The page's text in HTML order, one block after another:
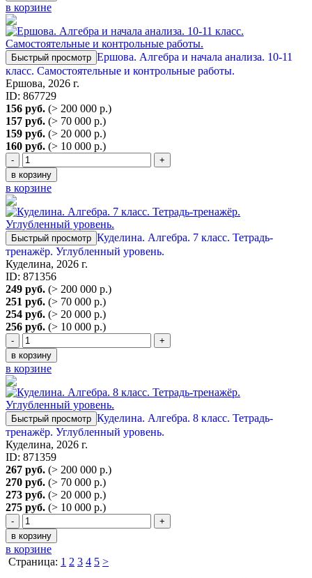
в корзине
Быстрый просмотр Ершова. Алгебра и начала анализа. 10-11
класс. Самостоятельные и контрольные работы.
Ершова, 2026 г.
ID: 867729
156 руб. (> 200 000 р.)
157 руб. (> 70 000 р.)
159 руб. (> 20 000 р.)
160 руб. (> 10 000 р.)
-
+
в корзину
в корзине
Быстрый просмотр Куделина. Алгебра. 7 класс. Тетрадь-
тренажёр. Углубленный уровень.
Куделина, 2026 г.
ID: 871356
249 руб. (> 200 000 р.)
251 руб. (> 70 000 р.)
254 руб. (> 20 000 р.)
256 руб. (> 10 000 р.)
-
+
в корзину
в корзине
Быстрый просмотр Куделина. Алгебра. 8 класс. Тетрадь-
тренажёр. Углубленный уровень.
Куделина, 2026 г.
ID: 871359
267 руб. (> 200 000 р.)
270 руб. (> 70 000 р.)
273 руб. (> 20 000 р.)
275 руб. (> 10 000 р.)
-
+
в корзину
в корзине
Страница: 1 2 3 4 5 >